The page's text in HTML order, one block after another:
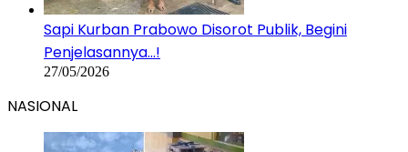
Sapi Kurban Prabowo Disorot Publik, Begini
Penjelasannya…!
27/05/2026
NASIONAL